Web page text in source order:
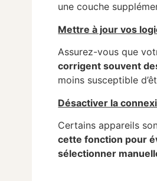
une couche
Mettre à jour vos
Assurez-vous que
corrigent souvent
moins susceptible
Désactiver la
Certains appareils
cette fonction pour
sélectionner